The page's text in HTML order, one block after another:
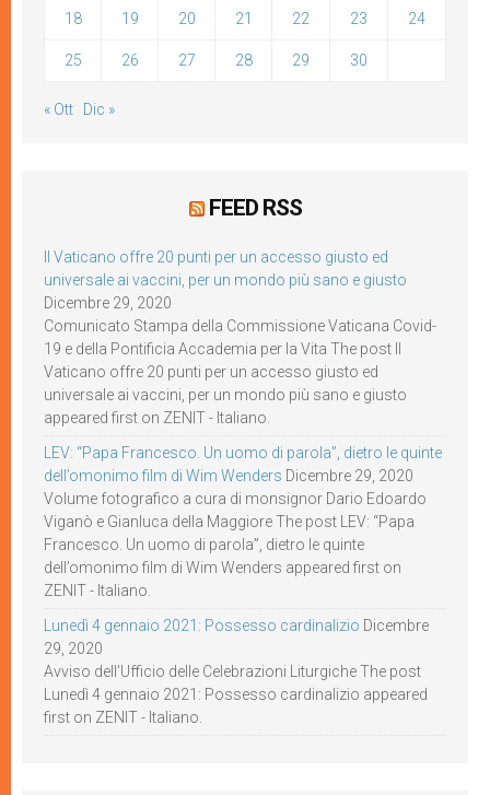
18 19 20 21 22 23 24
25 26 27 28 29 30
« Ott Dic »
FEED RSS
Il Vaticano offre 20 punti per un accesso giusto ed
universale ai vaccini, per un mondo più sano e giusto
Dicembre 29, 2020
Comunicato Stampa della Commissione Vaticana Covid-
19 e della Pontificia Accademia per la Vita The post Il
Vaticano offre 20 punti per un accesso giusto ed
universale ai vaccini, per un mondo più sano e giusto
appeared first on ZENIT - Italiano.
LEV: “Papa Francesco. Un uomo di parola”, dietro le quinte
dell’omonimo film di Wim Wenders Dicembre 29, 2020
Volume fotografico a cura di monsignor Dario Edoardo
Viganò e Gianluca della Maggiore The post LEV: “Papa
Francesco. Un uomo di parola”, dietro le quinte
dell’omonimo film di Wim Wenders appeared first on
ZENIT - Italiano.
Lunedì 4 gennaio 2021: Possesso cardinalizio Dicembre
29, 2020
Avviso dell’Ufficio delle Celebrazioni Liturgiche The post
Lunedì 4 gennaio 2021: Possesso cardinalizio appeared
first on ZENIT - Italiano.